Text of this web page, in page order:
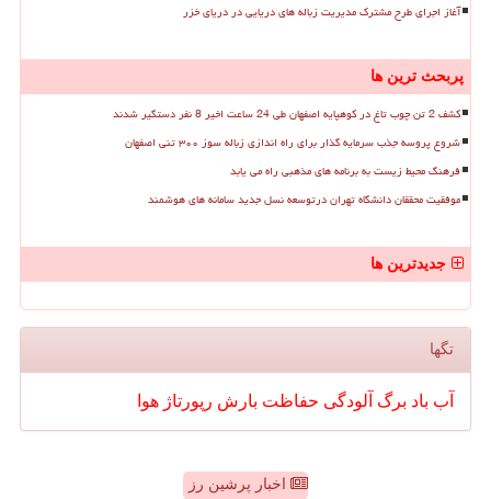
آغاز اجرای طرح مشترک مدیریت زباله های دریایی در دریای خزر
پربحث ترین ها
کشف 2 تن چوب تاغ در کوهپایه اصفهان طی 24 ساعت اخیر 8 نفر دستگیر شدند
شروع پروسه جذب سرمایه گذار برای راه اندازی زباله سوز ۳۰۰ تنی اصفهان
فرهنگ محیط زیست به برنامه های مذهبی راه می یابد
موفقیت محققان دانشگاه تهران درتوسعه نسل جدید سامانه های هوشمند
جدیدترین ها
تگها
آب باد برگ آلودگی حفاظت بارش رپورتاژ هوا
اخبار پرشین رز